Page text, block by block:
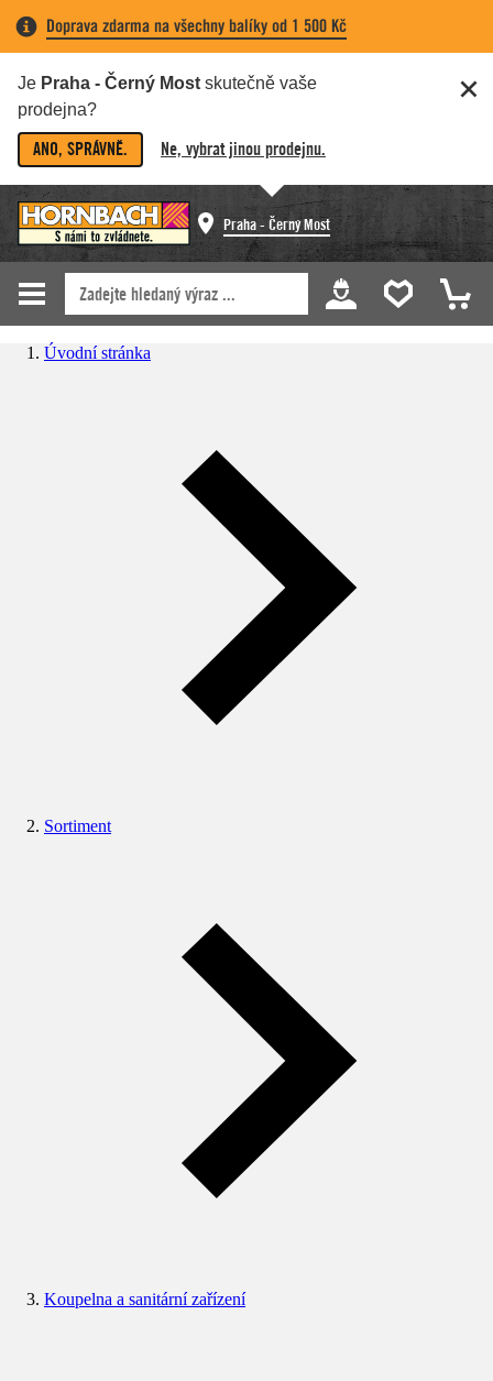
Doprava zdarma na všechny balíky od 1 500 Kč
Je Praha - Černý Most skutečně vaše
prodejna?
ANO, SPRÁVNĚ. Ne, vybrat jinou prodejnu.
Praha - Černý Most
Úvodní stránka
Sortiment
Koupelna a sanitární zařízení